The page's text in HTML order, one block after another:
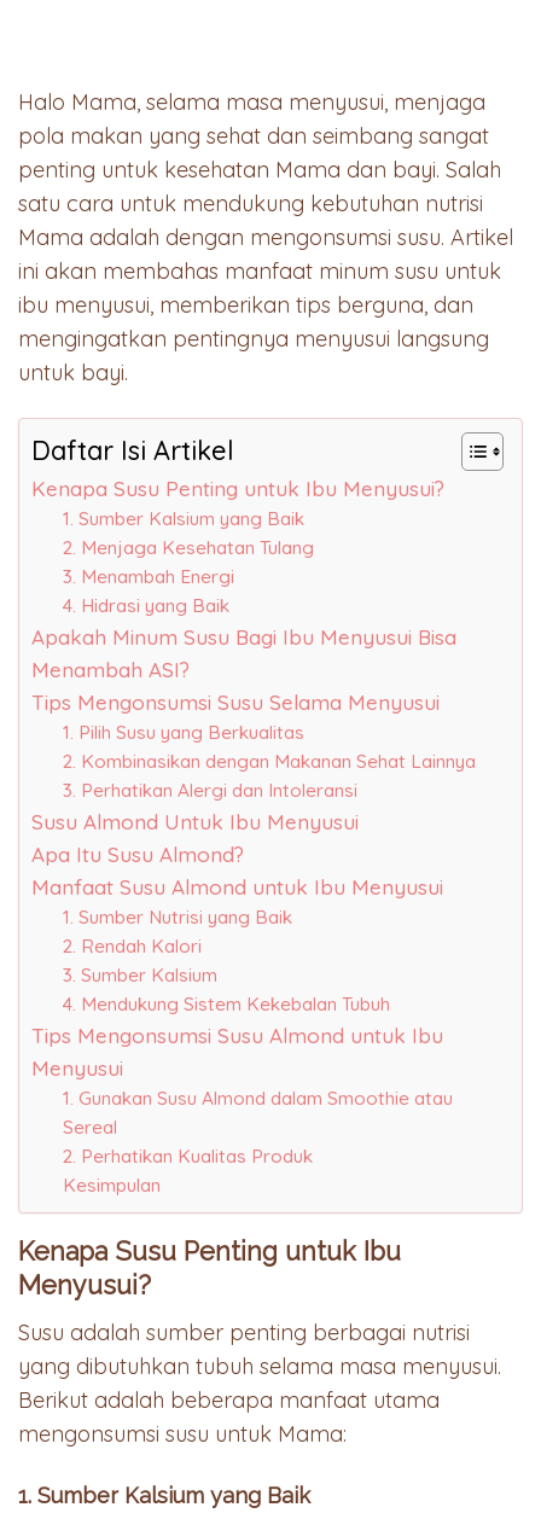
Halo Mama, selama masa menyusui, menjaga
pola makan yang sehat dan seimbang sangat
penting untuk kesehatan Mama dan bayi. Salah
satu cara untuk mendukung kebutuhan nutrisi
Mama adalah dengan mengonsumsi susu. Artikel
ini akan membahas manfaat minum susu untuk
ibu menyusui, memberikan tips berguna, dan
mengingatkan pentingnya menyusui langsung
untuk bayi.
Daftar Isi Artikel
Kenapa Susu Penting untuk Ibu Menyusui?
1. Sumber Kalsium yang Baik
2. Menjaga Kesehatan Tulang
3. Menambah Energi
4. Hidrasi yang Baik
Apakah Minum Susu Bagi Ibu Menyusui Bisa
Menambah ASI?
Tips Mengonsumsi Susu Selama Menyusui
1. Pilih Susu yang Berkualitas
2. Kombinasikan dengan Makanan Sehat Lainnya
3. Perhatikan Alergi dan Intoleransi
Susu Almond Untuk Ibu Menyusui
Apa Itu Susu Almond?
Manfaat Susu Almond untuk Ibu Menyusui
1. Sumber Nutrisi yang Baik
2. Rendah Kalori
3. Sumber Kalsium
4. Mendukung Sistem Kekebalan Tubuh
Tips Mengonsumsi Susu Almond untuk Ibu
Menyusui
1. Gunakan Susu Almond dalam Smoothie atau
Sereal
2. Perhatikan Kualitas Produk
Kesimpulan
Kenapa Susu Penting untuk Ibu
Menyusui?
Susu adalah sumber penting berbagai nutrisi
yang dibutuhkan tubuh selama masa menyusui.
Berikut adalah beberapa manfaat utama
mengonsumsi susu untuk Mama:
1. Sumber Kalsium yang Baik